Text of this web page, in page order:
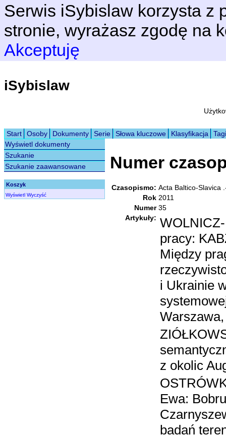
Serwis iSybislaw korzysta z
stronie, wyrażasz zgodę na
Akceptuję
iSybislaw
Start Osoby Dokumenty Serie Słowa kluczowe Klasyfikacja
Tagi
Wyświetl dokumenty
Szukanie
Szukanie zaawansowane
Koszyk
Wyświetl Wyczyść
Numer
Czasopismo: Acta Baltico-Slavica
Rok 2011
Numer 35
Artykuły:
pracy:
Między
i Ukrainie
z okolic
Ewa:
badań